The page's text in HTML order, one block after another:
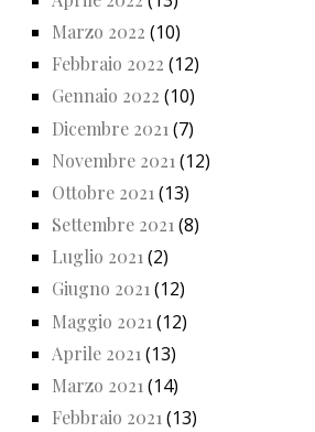
Marzo 2022 (10)
Febbraio 2022 (12)
Gennaio 2022 (10)
Dicembre 2021 (7)
Novembre 2021 (12)
Ottobre 2021 (13)
Settembre 2021 (8)
Luglio 2021(2)
Giugno 2021(12)
Maggio 2021 (12)
Aprile 2021 (13)
Marzo 2021 (14)
Febbraio 2021(13)